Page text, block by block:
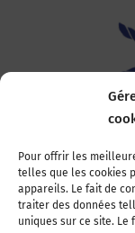
Pour offrir les
telles que les cookies
appareils. Le fait de
traiter des données
uniques sur ce site.
22,
75007 Paris
Tél : 01 44